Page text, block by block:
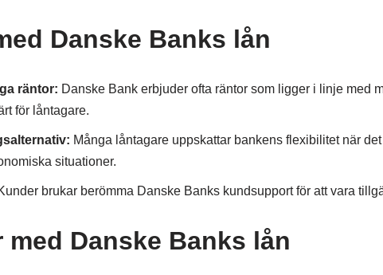
Danske Banks lån
räntor: Danske Bank erbjuder ofta räntor som ligger i linje med
för låntagare.
Många låntagare uppskattar bankens flexibilitet när
situationer.
brukar berömma Danske Banks kundsupport för att vara
med Danske Banks lån